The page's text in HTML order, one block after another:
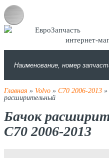
интернет-
Главная » Volvo» C70 2006-2013»
расширительный
Бачок
C70 2006-2013